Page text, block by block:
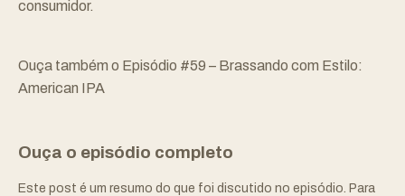
consumidor.
Ouça também o Episódio #59 – Brassando com Estilo:
American IPA
Ouça o episódio completo
Este post é um resumo do que foi discutido no episódio. Para